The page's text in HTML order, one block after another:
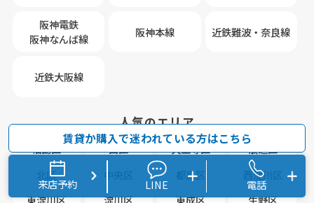
阪神電鉄
阪神なんば線
阪神本線 近鉄難波・奈良線
近鉄大阪線
人気のエリア
福島区 西区 天王寺区
浪速区
北区
都島区
西淀川区
賃貸か購入で迷われている方はこちら
来店予約 LINE 電話